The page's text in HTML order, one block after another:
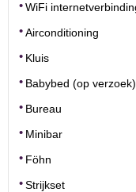
WiFi
Airconditioning
Kluis
Babybed (op verzoek)
Bureau
Minibar
Föhn
Strijkset